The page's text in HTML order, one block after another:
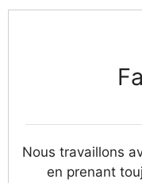
Nous travaillons
en prenant